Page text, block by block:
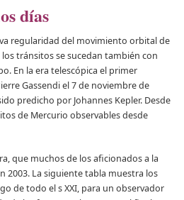
días
regularidad del movimiento orbital de
tránsitos se sucedan también con
En la era telescópica el primer
Gassendi el 7 de noviembre de
predicho por Johannes Kepler. Desde
de Mercurio observables desde
que muchos de los aficionados a la
2003. La siguiente tabla muestra los
de todo el s XXI, para un observador